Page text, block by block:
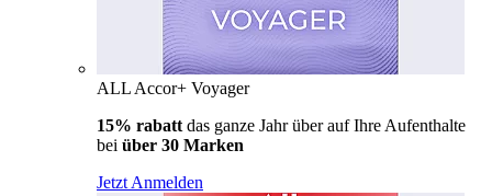
ALL Accor+ Voyager
15% rabatt das ganze Jahr über auf Ihre Aufenthalte
bei über 30 Marken
Jetzt Anmelden